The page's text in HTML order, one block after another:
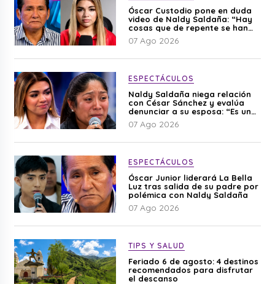
Óscar Custodio pone en duda
video de Naldy Saldaña: “Hay
cosas que de repente se han
editado”
07 Ago 2026
ESPECTÁCULOS
Naldy Saldaña niega relación
con César Sánchez y evalúa
denunciar a su esposa: “Es una
difamación”
07 Ago 2026
ESPECTÁCULOS
Óscar Junior liderará La Bella
Luz tras salida de su padre por
polémica con Naldy Saldaña
07 Ago 2026
TIPS Y SALUD
Feriado 6 de agosto: 4 destinos
recomendados para disfrutar
el descanso